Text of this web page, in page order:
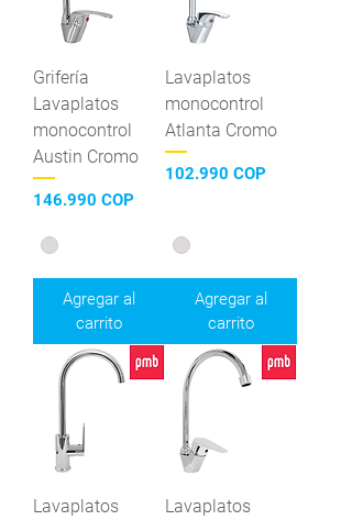
Grifería
Lavaplatos
monocontrol
Austin Cromo
Precio
146.990 COP
Agregar al
carrito
Lavaplatos
monocontrol
Atlanta Cromo
Precio
102.990 COP
Agregar al
carrito
Lavaplatos
Lavaplatos